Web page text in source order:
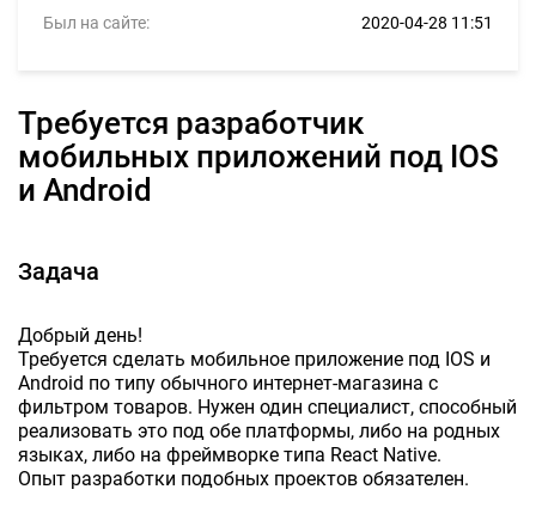
Был на сайте: 2020-04-28 11:51
Требуется разработчик
мобильных приложений под IOS
и Android
Задача
Добрый день!
Требуется сделать мобильное приложение под IOS и
Android по типу обычного интернет-магазина с
фильтром товаров. Нужен один специалист, способный
реализовать это под обе платформы, либо на родных
языках, либо на фреймворке типа React Native.
Опыт разработки подобных проектов обязателен.